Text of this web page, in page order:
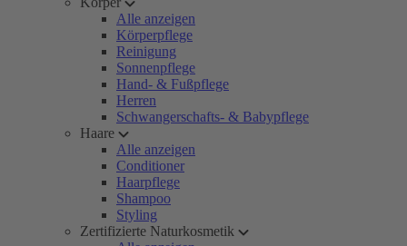
Alle anzeigen
Körperpflege
Reinigung
Sonnenpflege
Hand- & Fußpflege
Herren
Schwangerschafts- & Babypflege
Haare
Alle anzeigen
Conditioner
Haarpflege
Shampoo
Styling
Zertifizierte Naturkosmetik